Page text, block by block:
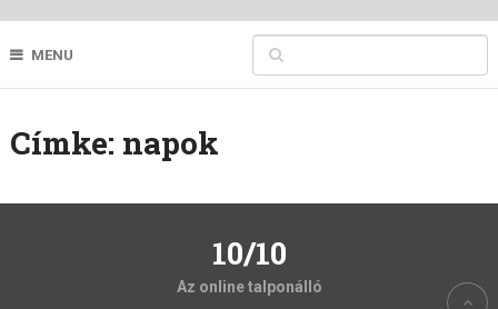
MENU
Címke: napok
10/10
Az online talponálló